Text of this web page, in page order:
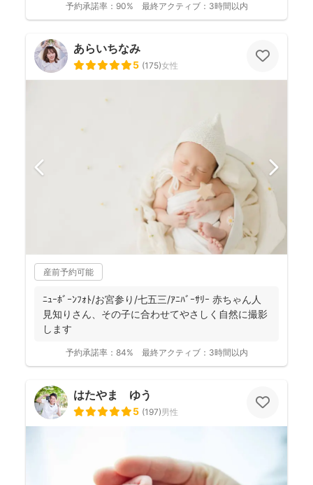
予約承諾率： 90% 最終アクティブ： 3時間以内
あらいちなみ
5 (175)女性
産前予約可能
ﾆｭｰﾎﾞｰﾝﾌｫﾄ/お宮参り/七五三/ｱﾆﾊﾞｰｻﾘｰ 赤ちゃん人
見知りさん、その子に合わせてやさしく自然に撮影
します
予約承諾率： 84% 最終アクティブ： 3時間以内
はたやま ゆう
5 (197)男性